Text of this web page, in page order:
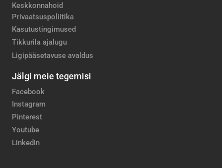
Keskkonnahoid
Privaatsuspoliitika
Kasutustingimused
Tikkurila ajalugu
Ligipääsetavuse avaldus
Jälgi meie tegemisi
Facebook
Instagram
Pinterest
Youtube
LinkedIn